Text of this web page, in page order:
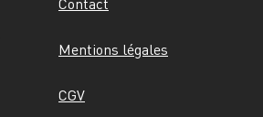
Mentions légales
CGV